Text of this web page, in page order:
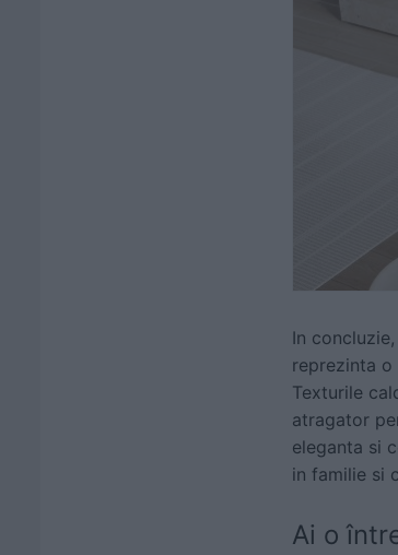
In
reprezinta o
Texturile
atragator
eleganta si
in familie si
Ai o